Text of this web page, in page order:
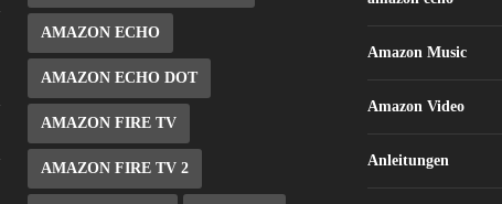
AMAZON ECHO
AMAZON ECHO DOT
AMAZON FIRE TV
AMAZON FIRE TV 2
Amazon Music
Amazon Video
Anleitungen